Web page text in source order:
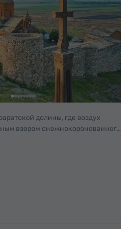
долины, где воздух
взором снежнокоронованного
Хор Вирап – святыня, в которой